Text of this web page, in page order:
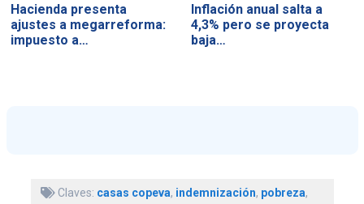
Hacienda presenta
ajustes a megarreforma:
impuesto a…
Inflación anual salta a
4,3% pero se proyecta
baja…
Claves: casas copeva, indemnización, pobreza,